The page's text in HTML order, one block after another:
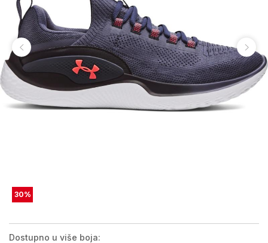
30%
Dostupno u više boja: